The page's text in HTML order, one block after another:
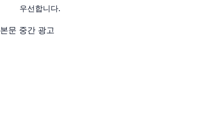
우선합니다.
본문 중간 광고